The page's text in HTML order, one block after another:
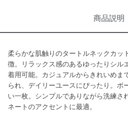
商品説明
柔らかな肌触りのタートルネックカッ
徴。リラックス感のあるゆったりシル
着用可能。カジュアルからきれいめま
られ、デイリーユースにぴったり。ボ
い一枚。シンプルでありながら洗練さ
ネートのアクセントに最適。